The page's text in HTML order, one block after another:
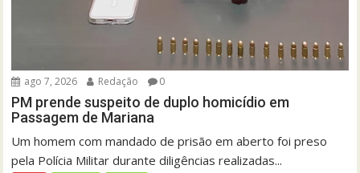
ago 7, 2026 Redação 0
PM prende suspeito de duplo homicídio em
Passagem de Mariana
Um homem com mandado de prisão em aberto foi preso
pela Polícia Militar durante diligências realizadas...